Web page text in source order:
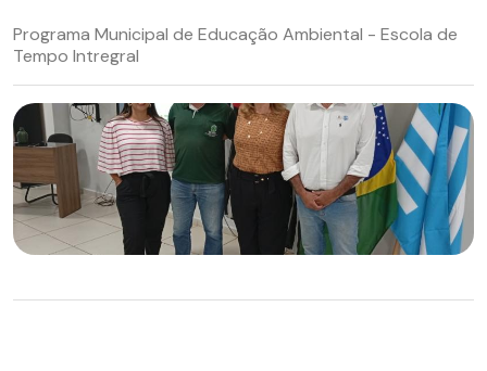
Programa Municipal de Educação Ambiental - Escola de
Tempo Intregral